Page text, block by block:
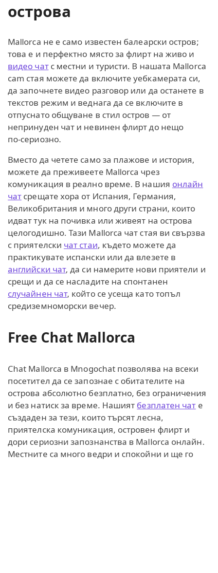
острова
Mallorca не е само известен балеарски остров;
това е и перфектно място за флирт на живо и
видео чатс местни и туристи. В нашата Mallorca
cam стая можете да включите уебкамерата си,
да започнете видео разговор или да останете в
текстов режим и веднага да се включите в
отпуснато общуване в стил остров — от
непринуден чат и невинен флирт до нещо
по‑сериозно.
Вместо да четете само за плажове и история,
можете да преживеете Mallorca чрез
комуникация в реално време. В нашия онлайн
чат срещате хора от Испания, Германия,
Великобритания и много други страни, които
идват тук на почивка или живеят на острова
целогодишно. Тази Mallorca чат стая ви свързва
с приятелски чат стаи, където можете да
практикувате испански или да влезете в
английски чат, да си намерите нови приятели и
срещи и да се насладите на спонтанен
случайнен чат, който се усеща като топъл
средиземноморски вечер.
Free Chat Mallorca
Chat Mallorca в Mnogochat позволява на всеки
посетител да се запознае с обитателите на
острова абсолютно безплатно, без ограничения
и без натиск за време. Нашият безплатен чат е
създаден за тези, които търсят лесна,
приятелска комуникация, островен флирт и
дори сериозни запознанства в Mallorca онлайн.
Местните са много ведри и спокойни и ще го